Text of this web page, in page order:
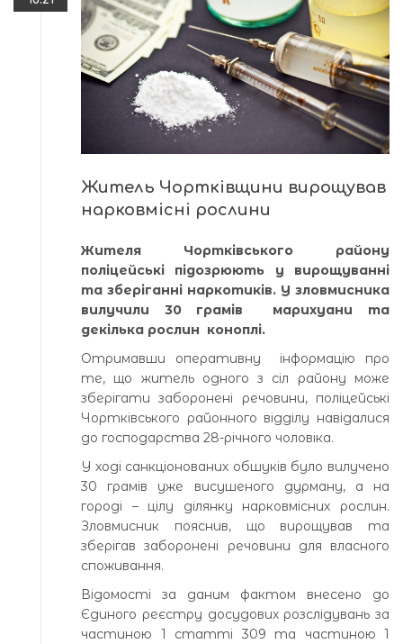
Житель Чортківщини вирощував
нарковмісні рослини
Жителя Чортківського району
поліцейські підозрюють у вирощуванні
та зберіганні наркотиків. У зловмисника
вилучили 30 грамів марихуани та
декілька рослин коноплі.
Отримавши оперативну інформацію про
те, що житель одного з сіл району може
зберігати заборонені речовини, поліцейські
Чортківського районного відділу навідалися
до господарства 28-річного чоловіка.
У ході санкціонованих обшуків було вилучено
30 грамів уже висушеного дурману, а на
городі – цілу ділянку нарковмісних рослин.
Зловмисник пояснив, що вирощував та
зберігав заборонені речовини для власного
споживання.
Відомості за даним фактом внесено до
Єдиного реєстру досудових розслідувань за
частиною 1 статті 309 та частиною 1